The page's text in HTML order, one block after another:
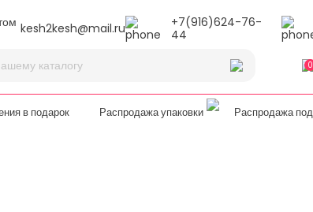
kesh2kesh@mail.ru
+7(916)624-76-
44
0
в подарок Распродажа упаковки Распродажа